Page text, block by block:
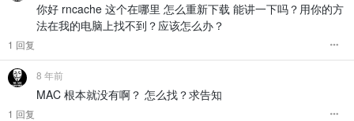
你好 rncache 这个在哪里 怎么重新下载 能讲一下吗？用你的方
法在我的电脑上找不到？应该怎么办？
1 回复
8 年前
MAC 根本就没有啊？ 怎么找？求告知
1 回复